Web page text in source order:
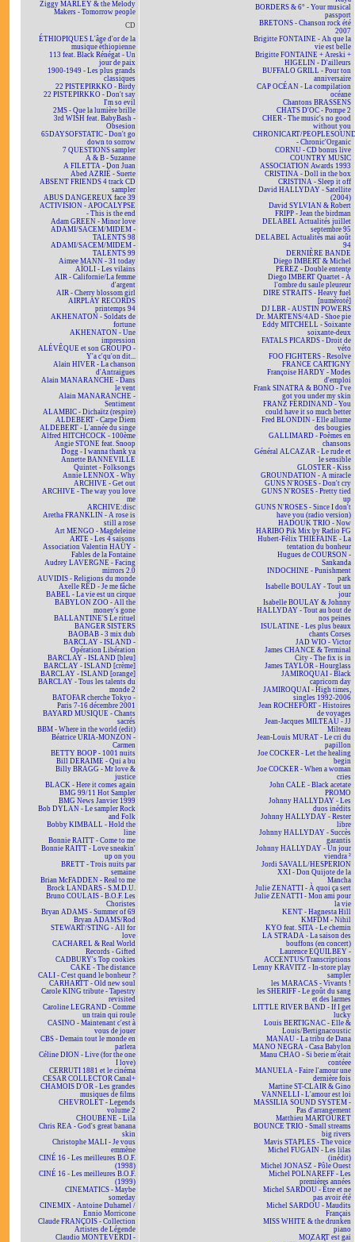
Ziggy MARLEY & the Melody
Makers - Tomorrow people
CD
ÉTHIOPIQUES L'âge d'or de la
musique éthiopienne
113 feat. Black Rénégat - Un
jour de paix
1900-1949 - Les plus grands
classiques
22 PISTEPIRKKO - Birdy
22 PISTEPIRKKO - Don't say
I'm so evil
2MS - Que la lumière brille
3rd WISH feat. BabyBash -
Obsesion
65DAYSOFSTATIC - Don't go
down to sorrow
7 QUESTIONS sampler
A & B - Suzanne
A FILETTA - Don Juan
Abed AZRIÉ - Suerte
ABSENT FRIENDS 4 track CD
sampler
ABUS DANGEREUX face 39
ACTIVISION - APOCALYPSE
- This is the end
Adam GREEN - Minor love
ADAMI/SACEM/MIDEM -
TALENTS 98
ADAMI/SACEM/MIDEM -
TALENTS 99
Aimee MANN - 31 today
AÏOLI - Les vilains
AIR - Californie/La femme
d'argent
AIR - Cherry blossom girl
AIRPLAY RECORDS
printemps 94
AKHENATON - Soldats de
fortune
AKHENATON - Une
impression
ALÉVÊQUE et son GROUPO -
Y'a c'qu'on dit...
Alain HIVER - La chanson
d'Antraigues
Alain MANARANCHE - Dans
le vent
Alain MANARANCHE -
Sentiment
ALAMBIC - Dichaïtz (respire)
ALDEBERT - Carpe Diem
ALDEBERT - L'année du singe
Alfred HITCHCOCK - 100ème
Angie STONE feat. Snoop
Dogg - I wanna thank ya
Annette BANNEVILLE
Quintet - Folksongs
Annie LENNOX - Why
ARCHIVE - Get out
ARCHIVE - The way you love
me
ARCHIVE:disc
Aretha FRANKLIN - A rose is
still a rose
Art MENGO - Magdeleine
ARTE - Les 4 saisons
Association Valentin HAÜY -
Fables de la Fontaine
Audrey LAVERGNE - Facing
mirrors 2.0
AUVIDIS - Religions du monde
Axelle RED - Je me fâche
BABEL - La vie est un cirque
BABYLON ZOO - All the
money's gone
BALLANTINE'S Le rituel
BANGER SISTERS
BAOBAB - 3 mix dub
BARCLAY - ISLAND -
Opération Libération
BARCLAY - ISLAND [bleu]
BARCLAY - ISLAND [crème]
BARCLAY - ISLAND [orange]
BARCLAY - Tous les talents du
monde 2
BATOFAR cherche Tokyo -
Paris 7-16 décembre 2001
BAYARD MUSIQUE - Chants
sacrés
BBM - Where in the world (edit)
Béatrice URIA-MONZON -
Carmen
BETTY BOOP - 1001 nuits
Bill DERAIME - Qui a bu
Billy BRAGG - Mr love &
justice
BLACK - Here it comes again
BMG 99/11 Hot Sampler
BMG News Janvier 1999
Bob DYLAN - Le sampler Rock
and Folk
Bobby KIMBALL - Hold the
line
Bonnie RAITT - Come to me
Bonnie RAITT - Love sneakin'
up on you
BRETT - Trois nuits par
semaine
Brian McFADDEN - Real to me
Brock LANDARS - S.M.D.U.
Bruno COULAIS - B.O.F. Les
Choristes
Bryan ADAMS - Summer of 69
Bryan ADAMS/Rod
STEWART/STING - All for
love
CACHAREL & Real World
Records - Gifted
CADBURY's Top cookies
CAKE - The distance
CALI - C'est quand le bonheur ?
CARHARTT - Old new soul
Carole KING tribute - Tapestry
revisited
Caroline LEGRAND - Comme
un train qui roule
CASINO - Maintenant c'est à
vous de jouer
CBS - Demain tout le monde en
parlera
Céline DION - Live (for the one
I love)
CERRUTI 1881 et le cinéma
CESAR COLLECTOR Canal+
CHAMOIS D'OR - Les grandes
musiques de films
CHEVROLET - Legends
volume 2
CHOUBENE - Lila
Chris REA - God's great banana
skin
Christophe MALI - Je vous
emmène
CINÉ 16 - Les meilleures B.O.F.
(1998)
CINÉ 16 - Les meilleures B.O.F.
(1999)
CINEMATICS - Maybe
someday
CINEMIX - Antoine Duhamel /
Ennio Morricone
Claude FRANÇOIS - Collection
Artistes de Légende
Claudio MONTEVERDI -
BORDERS & 6° - Your musical
passport
BRETONS - Chanson rock été
2007
Brigitte FONTAINE - Ah que la
vie est belle
Brigitte FONTAINE + Areski +
HIGELIN - D'ailleurs
BUFFALO GRILL - Pour ton
anniversaire
CAP OCÉAN - La compilation
océane
Chantons BRASSENS
CHATS D'OC - Pompe 2
CHER - The music's no good
without you
CHRONICART/
- Chronic'Organic
CORNU - CD bonus live
COUNTRY MUSIC
ASSOCIATION Awards 1993
CRISTINA - Doll in the box
CRISTINA - Sleep it off
David HALLYDAY - Satellite
(2004)
David SYLVIAN & Robert
FRIPP - Jean the birdman
DELABEL Actualités juillet
septembre 95
DELABEL Actualités mai août
94
DERNIÈRE BANDE
Diego IMBERT & Michel
PEREZ - Double entente
Diego IMBERT Quartet - À
l'ombre du saule pleureur
DIRE STRAITS - Heavy fuel
[numéroté]
DJ LBR - AUSTIN POWERS
Dr. MARTENS/4AD - Shoe pie
Eddy MITCHELL - Soixante
soixante-deux
FATALS PICARDS - Droit de
véto
FOO FIGHTERS - Resolve
FRANCE CARTIGNY
Françoise HARDY - Modes
d'emploi
Frank SINATRA & BONO - I've
got you under my skin
FRANZ FERDINAND - You
could have it so much better
Fred BLONDIN - Elle allume
des bougies
GALLIMARD - Poèmes en
chansons
Général ALCAZAR - Le rude et
le sensible
GLOSTER - Kiss
GROUNDATION - A miracle
GUNS N'ROSES - Don't cry
GUNS N'ROSES - Pretty tied
up
GUNS N'ROSES - Since I don't
have you (radio version)
HADOUK TRIO - Now
HARIBO Pik Mix by Radio FG
Hubert-Félix THIÉFAINE - La
tentation du bonheur
Hugues de COURSON -
Sankanda
INDOCHINE - Punishment
park
Isabelle BOULAY - Tout un
jour
Isabelle BOULAY & Johnny
HALLYDAY - Tout au bout de
nos peines
ISULATINE - Les plus beaux
chants Corses
JAD WIO - Victor
James CHANCE & Terminal
City - The fix is in
James TAYLOR - Hourglass
JAMIROQUAI - Black
capricorn day
JAMIROQUAI - High times,
singles 1992-2006
Jean ROCHEFORT - Histoires
de voyages
Jean-Jacques MILTEAU - JJ
Milteau
Jean-Louis MURAT - Le cri du
papillon
Joe COCKER - Let the healing
begin
Joe COCKER - When a woman
cries
John CALE - Black acetate
PROMO
Johnny HALLYDAY - Les
duos inédits
Johnny HALLYDAY - Rester
libre
Johnny HALLYDAY - Succès
garantis
Johnny HALLYDAY - Un jour
viendra ²
Jordi SAVALL/HESPERION
XXI - Don Quijote de la
Mancha
Julie ZENATTI - À quoi ça sert
Julie ZENATTI - Mon ami pour
la vie
KENT - Hagnesta Hill
KMFDM - Nihil
KYO feat. SITA - Le chemin
LA STRADA - La saison des
bouffons (en concert)
Laurence EQUILBEY -
ACCENTUS/Transcriptions
Lenny KRAVITZ - In-store play
sampler
les MARACAS - Vivants !
les SHERIFF - Le goût du sang
et des larmes
LITTLE RIVER BAND - If I get
lucky
Louis BERTIGNAC - Elle &
Louis/Bertignacoustic
MANAU - La tribu de Dana
MANO NEGRA - Casa Babylon
Manu CHAO - Si berie m'était
contéee
MANUELA - Faire l'amour une
dernière fois
Martine ST-CLAIR & Gino
VANNELLI - L'amour est loi
MASSILIA SOUND SYSTEM -
Pas d'arrangement
Matthieu MARTOURET
BOUNCE TRIO - Small streams
big rivers
Mavis STAPLES - The voice
Michel FUGAIN - Les lilas
(inédit)
Michel JONASZ - Pôle Ouest
Michel POLNAREFF - Les
premières années
Michel SARDOU - Être et ne
pas avoir été
Michel SARDOU - Maudits
Français
MISS WHITE & the drunken
piano
MOZART est gai